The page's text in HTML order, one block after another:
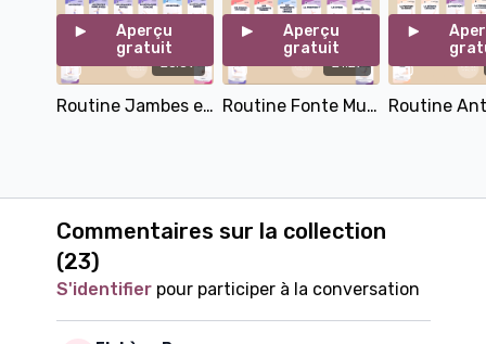
26:59
Aperçu
gratuit
Routine Jambes et Fessiers
21:27
Aperçu
gratuit
Routine Fonte Musculaire
Commentaires sur la collection
(23)
S'identifierpour participer à la conversation